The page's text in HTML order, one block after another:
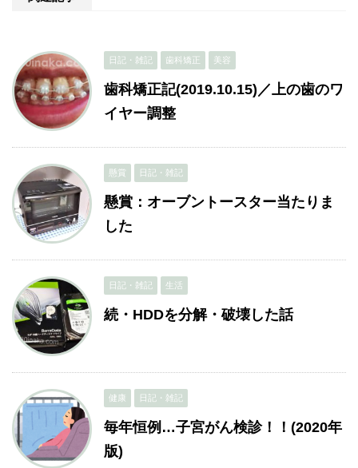
日記・雑記 歯科矯正 美容
歯科矯正記(2019.10.15)／上の歯のワ
イヤー調整
懸賞 日記・雑記
懸賞：オーブントースター当たりま
した
日記・雑記 生活
続・HDDを分解・破壊した話
健康 日記・雑記
毎年恒例…子宮がん検診！！(2020年
版)